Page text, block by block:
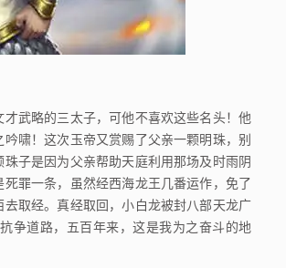
武略的三太子，可他不喜欢这些名头！他
啸！这次玉帝又赏赐了父亲一颗明珠，别
子是因为父亲帮助天庭利用那场及时雨阴
罪一条，虽然经西海龙王几番运作，免了
取经。真经取回，小白龙被封八部天龙广
争道路，五百年来，这是我为之奋斗的地